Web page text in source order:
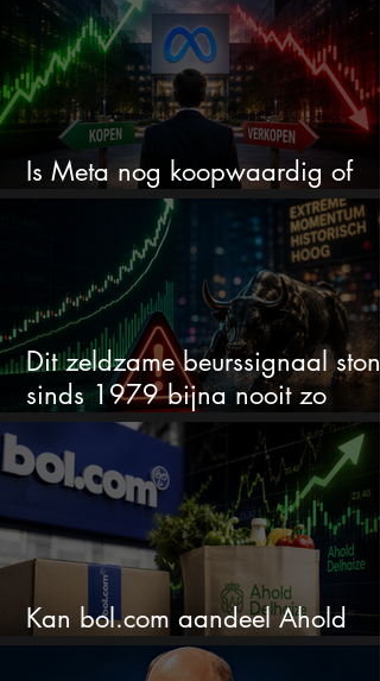
Is Meta nog koopwaardig of
wordt het tijd om te verkopen?
Dit zeldzame beurssignaal stond
sinds 1979 bijna nooit zo
extreem
Kan bol.com aandeel Ahold
nieuw leven inblazen?